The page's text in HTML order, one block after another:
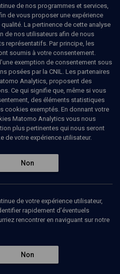
et psychanalyste. Elle a traité
pendant la guerre, qui avaient
contraints de changer d’identité
avec la crainte de révéler le secret
du mal à s’approprier.
de nos programmes et services,
de vous proposer une expérience
La pertinence de cette analyse
de nos utilisateurs afin de nous
représentatifs. Par principe, les
soumis à votre consentement.
exemption de consentement sous
posées par la CNIL. Les partenaires
Analytics, proposent des
Ce qui signifie que, même si vous
des éléments statistiques
cookies exemptés. En donnant votre
Matomo Analytics vous nous
plus pertinentes qui nous seront
de votre expérience utilisateur.
Non
de votre expérience utilisateur,
rapidement d’éventuels
rencontrer en naviguant sur notre
Non